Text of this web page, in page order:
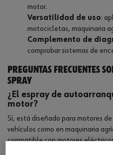
motor.
Versatilidad de uso:
motocicletas, maquinaria
Complemento de
comprobar sistemas de
Preguntas frecuentes
spray
¿El espray de
motor?
Sí, está diseñado para motores de
vehículos como en maquinaria
compatible con motores